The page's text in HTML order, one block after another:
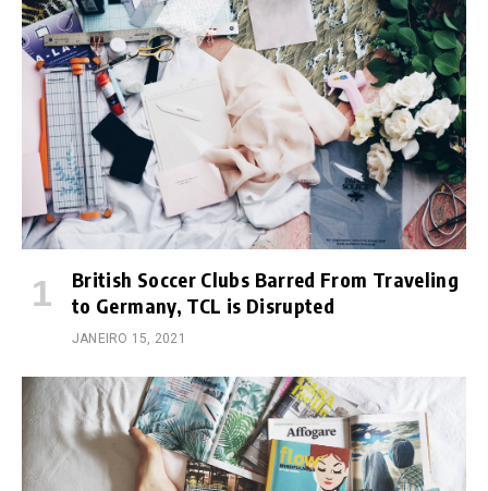
British Soccer Clubs Barred From Traveling
to Germany, TCL is Disrupted
JANEIRO 15, 2021